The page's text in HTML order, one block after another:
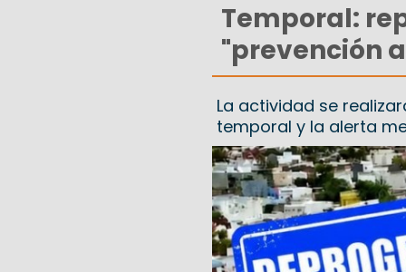
Temporal:
"prevención
La actividad se
temporal y la alerta